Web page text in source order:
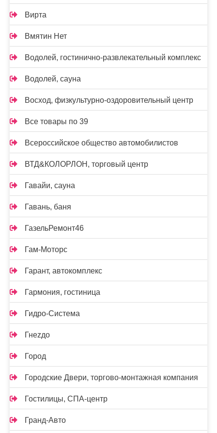
Вирта
Вмятин Нет
Водолей, гостинично-развлекательный комплекс
Водолей, сауна
Восход, физкультурно-оздоровительный центр
Все товары по 39
Всероссийское общество автомобилистов
ВТД&КОЛОРЛОН, торговый центр
Гавайи, сауна
Гавань, баня
ГазельРемонт46
Гам-Моторс
Гарант, автокомплекс
Гармония, гостиница
Гидро-Система
Гнеzдо
Город
Городские Двери, торгово-монтажная компания
Гостилицы, СПА-центр
Гранд-Авто